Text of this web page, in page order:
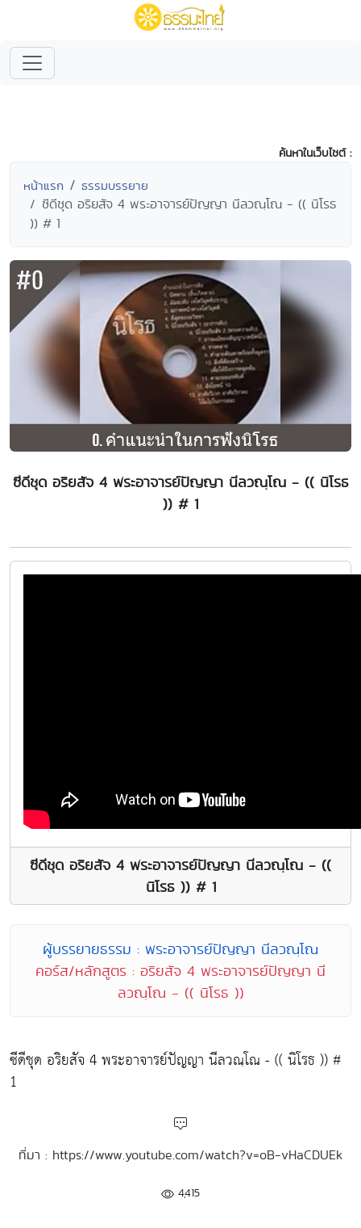
ค้นหาในเว็บไซต์ :
หน้าแรก ธรรมบรรยาย
ซีดีชุด อริยสัจ 4 พระอาจารย์ปัญญา นีลวณฺโณ - (( นิโรธ
)) # 1
ซีดีชุด อริยสัจ 4 พระอาจารย์ปัญญา นีลวณฺโณ - (( นิโรธ
)) # 1
ซีดีชุด อริยสัจ 4 พระอาจารย์ปัญญา นีลวณฺโณ - ((
นิโรธ )) # 1
ผู้บรรยายธรรม : พระอาจารย์ปัญญา นีลวณฺโณ
คอร์ส/หลักสูตร : อริยสัจ 4 พระอาจารย์ปัญญา นี
ลวณฺโณ - (( นิโรธ ))
ซีดีชุด อริยสัจ 4 พระอาจารย์ปัญญา นีลวณฺโณ - (( นิโรธ )) #
1
ที่มา : https://www.youtube.com/watch?v=oB-vHaCDUEk
4,415